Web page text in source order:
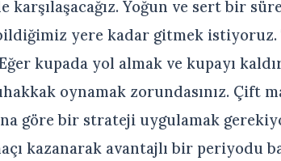
karşılaşacağız. Yoğun ve sert bir
yere kadar gitmek
kupada yol almak ve kupayı
oynamak zorundasınız. Çift
göre bir strateji uygulamak
kazanarak avantajlı bir periyodu